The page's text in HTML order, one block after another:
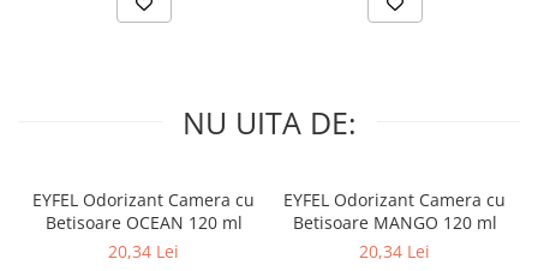
NU UITA DE:
EYFEL Odorizant Camera cu
Betisoare OCEAN 120 ml
20,34 Lei
EYFEL Odorizant Camera cu
Betisoare MANGO 120 ml
20,34 Lei